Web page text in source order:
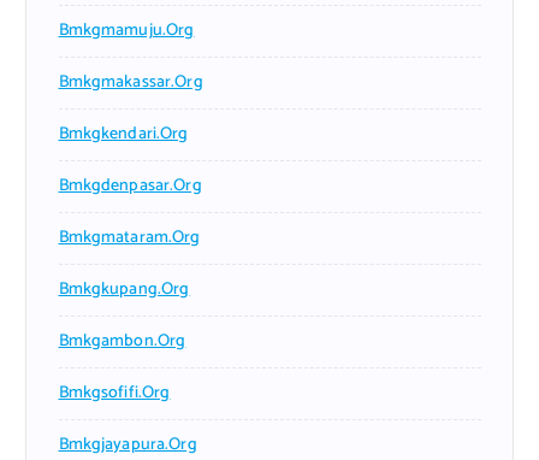
Bmkgmamuju.org
Bmkgmakassar.org
Bmkgkendari.org
Bmkgdenpasar.org
Bmkgmataram.org
Bmkgkupang.org
Bmkgambon.org
Bmkgsofifi.org
Bmkgjayapura.org